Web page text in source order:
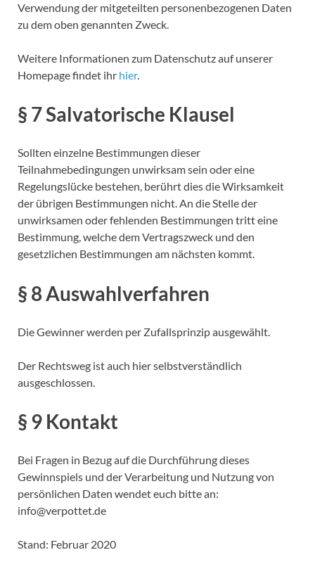
Verwendung der mitgeteilten personenbezogenen Daten
zu dem oben genannten Zweck.
Weitere Informationen zum Datenschutz auf unserer
Homepage findet ihr hier.
§ 7 Salvatorische Klausel
Sollten einzelne Bestimmungen dieser
Teilnahmebedingungen unwirksam sein oder eine
Regelungslücke bestehen, berührt dies die Wirksamkeit
der übrigen Bestimmungen nicht. An die Stelle der
unwirksamen oder fehlenden Bestimmungen tritt eine
Bestimmung, welche dem Vertragszweck und den
gesetzlichen Bestimmungen am nächsten kommt.
§ 8 Auswahlverfahren
Die Gewinner werden per Zufallsprinzip ausgewählt.
Der Rechtsweg ist auch hier selbstverständlich
ausgeschlossen.
§ 9 Kontakt
Bei Fragen in Bezug auf die Durchführung dieses
Gewinnspiels und der Verarbeitung und Nutzung von
persönlichen Daten wendet euch bitte an:
info@verpottet.de
Stand: Februar 2020